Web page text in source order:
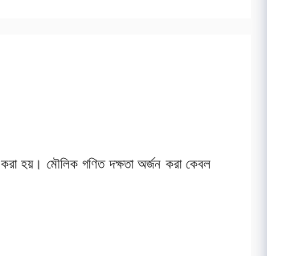
হয়। মৌলিক গণিত দক্ষতা অর্জন করা কেবল